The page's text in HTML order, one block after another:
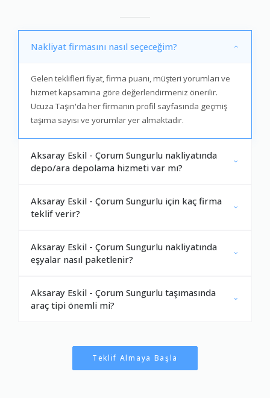
Nakliyat firmasını nasıl seçeceğim?
Gelen teklifleri fiyat, firma puanı, müşteri yorumları ve
hizmet kapsamına göre değerlendirmeniz önerilir.
Ucuza Taşın'da her firmanın profil sayfasında geçmiş
taşıma sayısı ve yorumlar yer almaktadır.
Aksaray Eskil - Çorum Sungurlu nakliyatında
depo/ara depolama hizmeti var mı?
Aksaray Eskil - Çorum Sungurlu için kaç firma
teklif verir?
Aksaray Eskil - Çorum Sungurlu nakliyatında
eşyalar nasıl paketlenir?
Aksaray Eskil - Çorum Sungurlu taşımasında
araç tipi önemli mi?
Teklif Almaya Başla